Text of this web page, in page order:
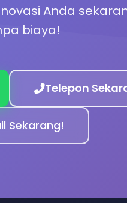
Anda
biaya!
Telepon
Sekarang!